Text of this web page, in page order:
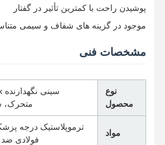
خانه
پوشیدن راحت با کمترین تأثیر در گفتار
موجود در گزینه های شفاف و سیمی
مشخصات فنی
نوع
محصول
متحرک،
مواد
فولادی